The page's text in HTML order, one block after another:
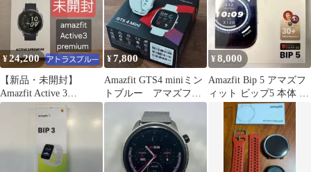
¥24,200
【新品・未開封】
Amazfit Active 3
Premium ブルー
¥7,800
Amazfit GTS4 miniミン
トブルー アマズフィ
ット スマートウォッ
¥8,000
Amazfit Bip 5 アマズフ
ィット ビップ5 本体 ク
リームホワイト